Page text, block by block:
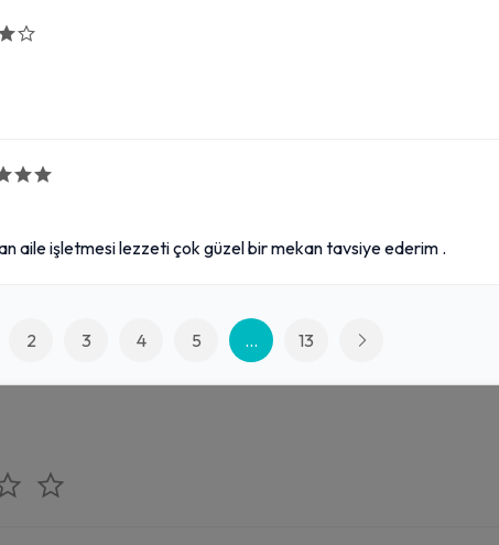
aile işletmesi lezzeti çok güzel bir mekan tavsiye ederim .
2 3 4 5 ... 13